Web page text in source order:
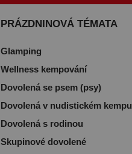
PRÁZDNINOVÁ TÉMATA
Glamping
Wellness kempování
Dovolená se psem (psy)
Dovolená v nudistickém kempu
Dovolená s rodinou
Skupinové dovolené